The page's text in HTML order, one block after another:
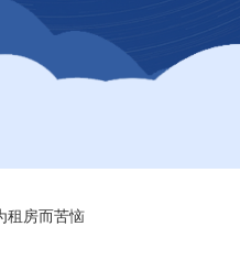
租房而苦恼